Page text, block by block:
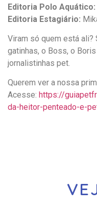
Editoria Polo Aquático:
Editoria Estagiário:
Viram só quem está ali?
gatinhas, o Boss, o
jornalistinhas pet.
Querem ver a nossa
Acesse: https://
da-heitor-penteado-e-